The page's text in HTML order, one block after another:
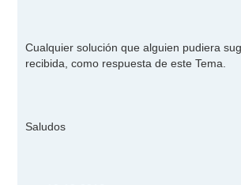
Cualquier solución que alguien pudiera
recibida, como respuesta de este Tema.
Saludos